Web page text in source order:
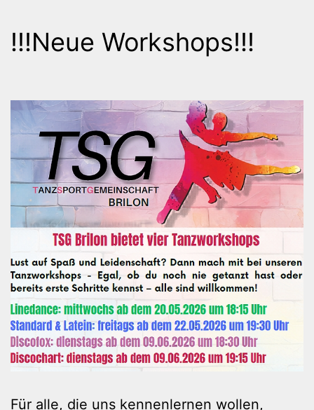
!!!Neue Workshops!!!
Für alle, die uns kennenlernen wollen,